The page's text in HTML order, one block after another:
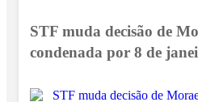
STF muda decisão de
condenada por 8 de